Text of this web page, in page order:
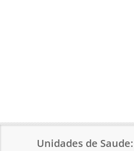
Unidades de Saude: